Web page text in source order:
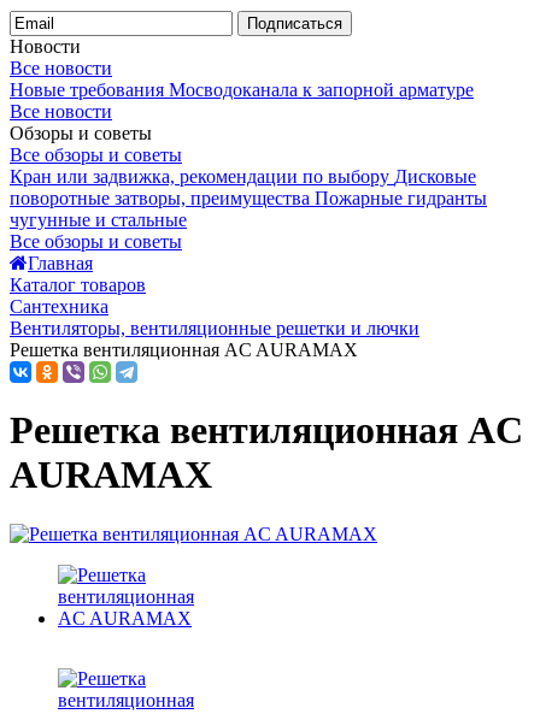
Подписаться
Новости
Все новости
Новые требования Мосводоканала к запорной арматуре
Все новости
Обзоры и советы
Все обзоры и советы
Кран или задвижка, рекомендации по выбору Дисковые
поворотные затворы, преимущества Пожарные гидранты
чугунные и стальные
Все обзоры и советы
Главная
Каталог товаров
Сантехника
Вентиляторы, вентиляционные решетки и лючки
Решетка вентиляционная AC AURAMAX
Решетка вентиляционная AC
AURAMAX